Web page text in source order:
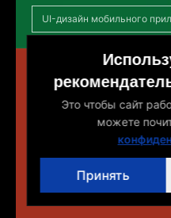
UI-дизайн мобильного
Фалкон
Разработка прототипа
мобильного
Это чтобы сайт
можете
Принять